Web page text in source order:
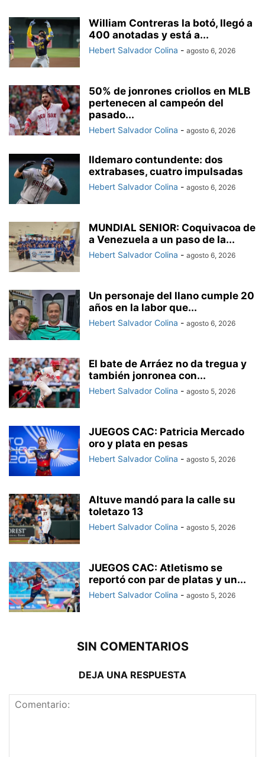
William Contreras la botó, llegó a
400 anotadas y está a...
Hebert Salvador Colina - agosto 6, 2026
50% de jonrones criollos en MLB
pertenecen al campeón del
pasado...
Hebert Salvador Colina - agosto 6, 2026
Ildemaro contundente: dos
extrabases, cuatro impulsadas
Hebert Salvador Colina - agosto 6, 2026
MUNDIAL SENIOR: Coquivacoa de
a Venezuela a un paso de la...
Hebert Salvador Colina - agosto 6, 2026
Un personaje del llano cumple 20
años en la labor que...
Hebert Salvador Colina - agosto 6, 2026
El bate de Arráez no da tregua y
también jonronea con...
Hebert Salvador Colina - agosto 5, 2026
JUEGOS CAC: Patricia Mercado
oro y plata en pesas
Hebert Salvador Colina - agosto 5, 2026
Altuve mandó para la calle su
toletazo 13
Hebert Salvador Colina - agosto 5, 2026
JUEGOS CAC: Atletismo se
reportó con par de platas y un...
Hebert Salvador Colina - agosto 5, 2026
SIN COMENTARIOS
DEJA UNA RESPUESTA